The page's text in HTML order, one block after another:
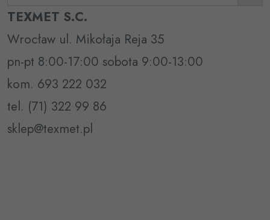
TEXMET S.C.
Wrocław ul. Mikołaja Reja 35
pn-pt 8:00-17:00 sobota 9:00-13:00
kom. 693 222 032
tel. (71) 322 99 86
sklep@texmet.pl